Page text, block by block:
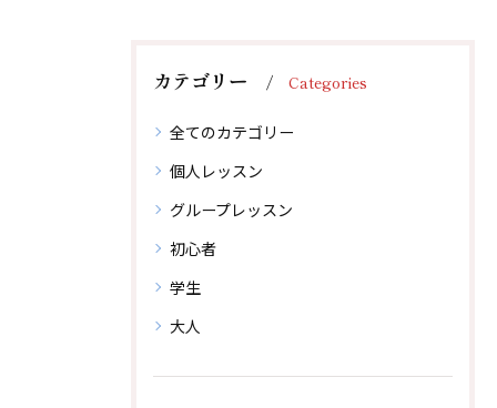
カテゴリー Categories
全てのカテゴリー
個人レッスン
グループレッスン
初心者
学生
大人